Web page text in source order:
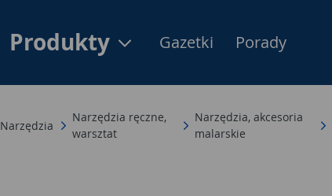
Produkty Gazetki Porady
Narzędzia
Narzędzia ręczne,
warsztat
Narzędzia, akcesoria
malarskie